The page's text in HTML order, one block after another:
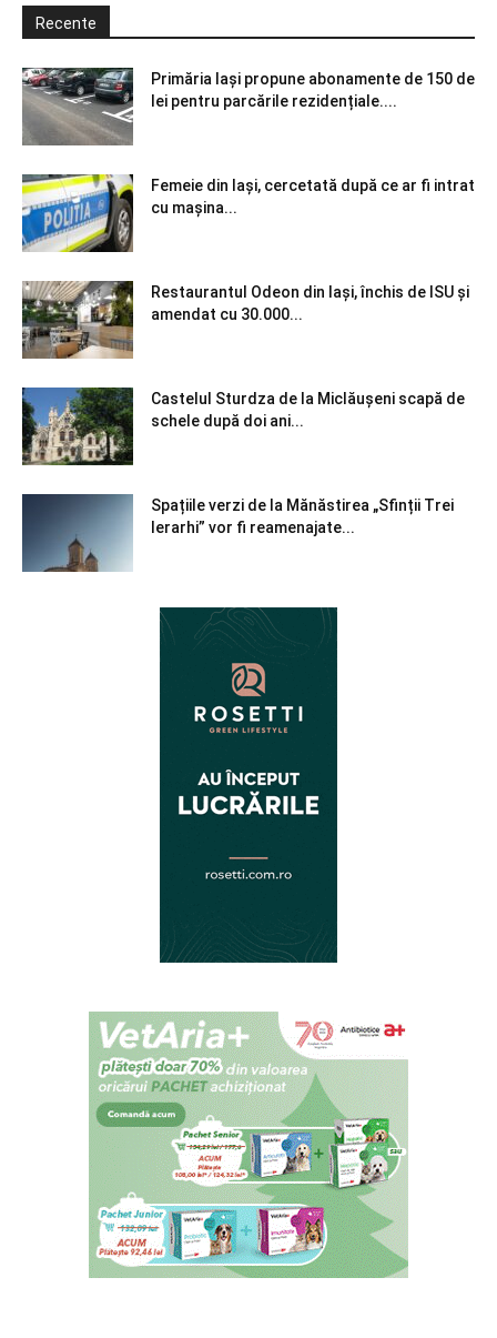
Recente
Primăria Iași propune abonamente de 150 de
lei pentru parcările rezidențiale....
Femeie din Iași, cercetată după ce ar fi intrat
cu mașina...
Restaurantul Odeon din Iași, închis de ISU și
amendat cu 30.000...
Castelul Sturdza de la Miclăușeni scapă de
schele după doi ani...
Spațiile verzi de la Mănăstirea „Sfinții Trei
Ierarhi” vor fi reamenajate...